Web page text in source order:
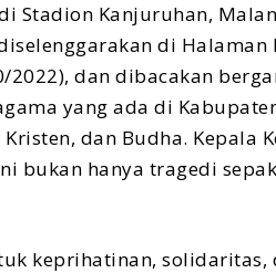
Stadion Kanjuruhan,
di Halaman
dan dibacakan
yang ada di
dan Budha. Kepala
bukan hanya tragedi
keprihatinan,